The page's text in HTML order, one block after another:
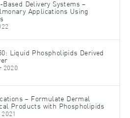
Delivery Systems –
Applications Using
Liquid Phospholipids Derived
2020
– Formulate Dermal
Products with Phospholipids